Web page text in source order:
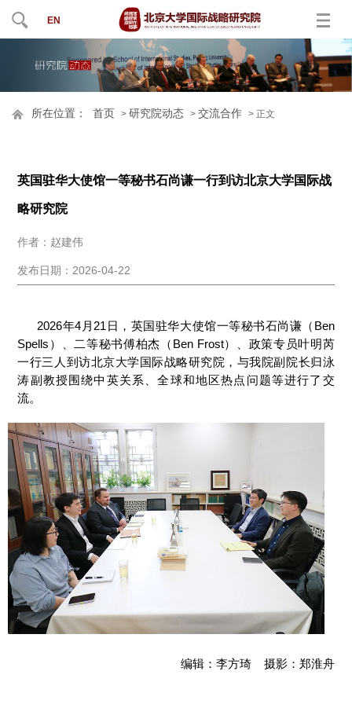
EN
所在位置： 首页 >研究院动态 >交流合作 > 正文
英国驻华大使馆一等秘书石尚谦一行到访北京大学国际战
略研究院
作者：赵建伟
发布日期：2026-04-22
2026年4月21日，英国驻华大使馆一等秘书石尚谦（Ben
Spells）、二等秘书傅柏杰（Ben Frost）、政策专员叶明芮
一行三人到访北京大学国际战略研究院，与我院副院长归泳
涛副教授围绕中英关系、全球和地区热点问题等进行了交
流。
编辑：李方琦 摄影：郑淮舟